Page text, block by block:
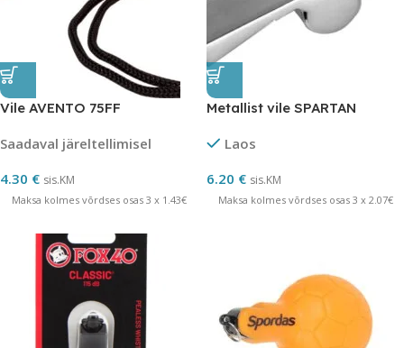
Vile AVENTO 75FF
Saadaval järeltellimisel
4.30 € sis.KM
Maksa kolmes võrdses osas 3 x 1.43€
Metallist vile SPARTAN
Laos
6.20 € sis.KM
Maksa kolmes võrdses osas 3 x 2.07€